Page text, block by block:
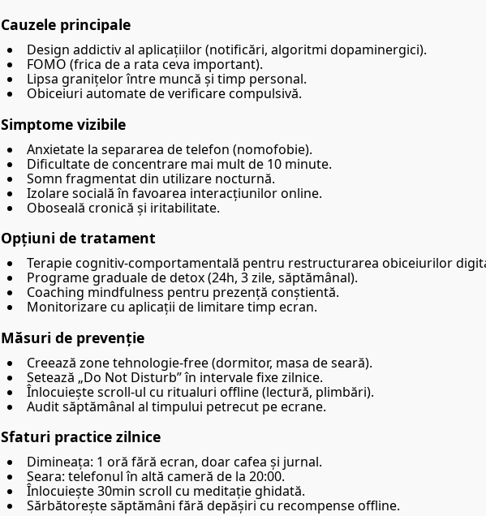
Cauzele principale
Design addictiv al aplicațiilor (notificări, algoritmi dopaminergici).
FOMO (frica de a rata ceva important).
Lipsa granițelor între muncă și timp personal.
Obiceiuri automate de verificare compulsivă.
Simptome vizibile
Anxietate la separarea de telefon (nomofobie).
Dificultate de concentrare mai mult de 10 minute.
Somn fragmentat din utilizare nocturnă.
Izolare socială în favoarea interacțiunilor online.
Oboseală cronică și iritabilitate.
Opțiuni de tratament
Terapie cognitiv-comportamentală pentru restructurarea obiceiurilor
Programe graduale de detox (24h, 3 zile, săptămânal).
Coaching mindfulness pentru prezență conștientă.
Monitorizare cu aplicații de limitare timp ecran.
Măsuri de prevenție
Creează zone tehnologie-free (dormitor, masa de seară).
Setează „Do Not Disturb” în intervale fixe zilnice.
Înlocuiește scroll-ul cu ritualuri offline (lectură, plimbări).
Audit săptămânal al timpului petrecut pe ecrane.
Sfaturi practice zilnice
Dimineața: 1 oră fără ecran, doar cafea și jurnal.
Seara: telefonul în altă cameră de la 20:00.
Înlocuiește 30min scroll cu meditație ghidată.
Sărbătorește săptămâni fără depășiri cu recompense offline.